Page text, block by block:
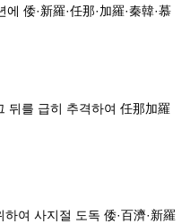
倭·新羅·任那·加羅·秦韓·慕
뒤를 급히 추격하여 任那加羅
여 사지절 도독 倭·百濟·新羅